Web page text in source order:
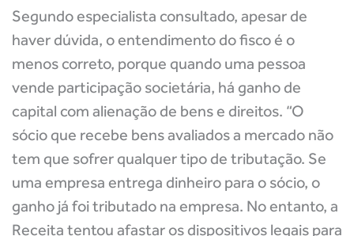
Segundo especialista consultado, apesar de
haver dúvida, o entendimento do fisco é o
menos correto, porque quando uma pessoa
vende participação societária, há ganho de
capital com alienação de bens e direitos. “O
sócio que recebe bens avaliados a mercado não
tem que sofrer qualquer tipo de tributação. Se
uma empresa entrega dinheiro para o sócio, o
ganho já foi tributado na empresa. No entanto, a
Receita tentou afastar os dispositivos legais para